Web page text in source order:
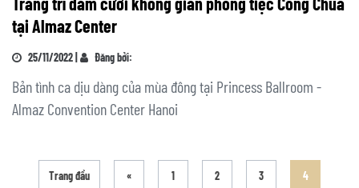
tại Almaz Center
25/11/2022 | Đăng bởi:
Bản tình ca dịu dàng của mùa đông tại Princess Ballroom -
Almaz Convention Center Hanoi
Trang đầu « 1 2 3 4